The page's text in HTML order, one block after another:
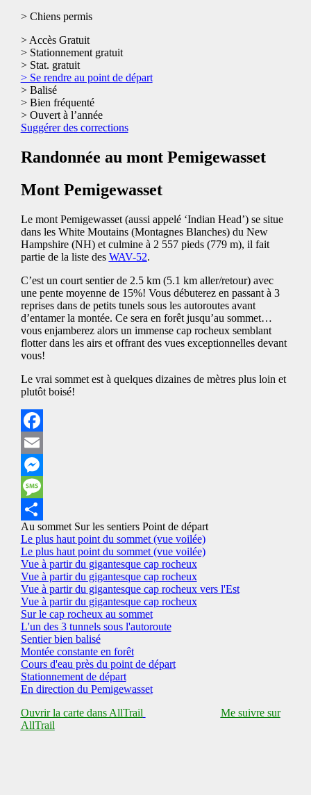
> Chiens permis
> Accès Gratuit
> Stationnement gratuit
> Stat. gratuit
> Se rendre au point de départ
> Balisé
> Bien fréquenté
> Ouvert à l’année
Suggérer des corrections
Randonnée au mont Pemigewasset
Mont Pemigewasset
Le mont Pemigewasset (aussi appelé ‘Indian Head’) se situe
dans les White Moutains (Montagnes Blanches) du New
Hampshire (NH) et culmine à 2 557 pieds (779 m), il fait
partie de la liste des WAV-52.
C’est un court sentier de 2.5 km (5.1 km aller/retour) avec
une pente moyenne de 15%! Vous débuterez en passant à 3
reprises dans de petits tunels sous les autoroutes avant
d’entamer la montée. Ce sera en forêt jusqu’au sommet…
vous enjamberez alors un immense cap rocheux semblant
flotter dans les airs et offrant des vues exceptionnelles devant
vous!
Le vrai sommet est à quelques dizaines de mètres plus loin et
plutôt boisé!
Facebook
Email
Messenger
Message
Share
Au sommet Sur les sentiers Point de départ
Le plus haut point du sommet (vue voilée)
Le plus haut point du sommet (vue voilée)
Vue à partir du gigantesque cap rocheux
Vue à partir du gigantesque cap rocheux
Vue à partir du gigantesque cap rocheux vers l'Est
Vue à partir du gigantesque cap rocheux
Sur le cap rocheux au sommet
L'un des 3 tunnels sous l'autoroute
Sentier bien balisé
Montée constante en forêt
Cours d'eau près du point de départ
Stationnement de départ
En direction du Pemigewasset
Ouvrir la carte dans AllTrail
Me suivre sur
AllTrail